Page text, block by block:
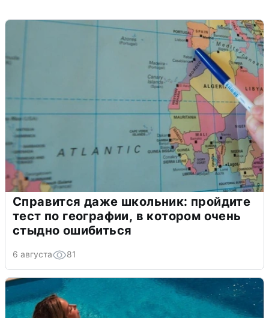
Справится даже школьник: пройдите
тест по географии, в котором очень
стыдно ошибиться
6 августа 81